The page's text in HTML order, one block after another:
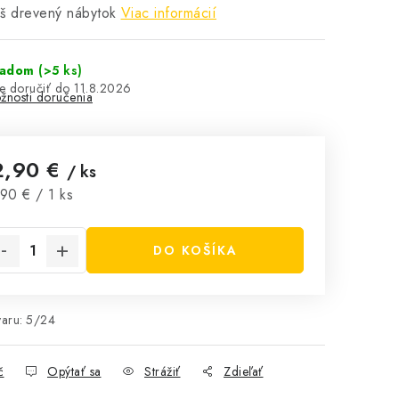
drevený nábytok Viac informácií
(>5 ks)
11.8.2026
doručenia
€ / ks
cena:
€ / 1 ks
DO KOŠÍKA
5/24
Opýtať sa Strážiť Zdieľať